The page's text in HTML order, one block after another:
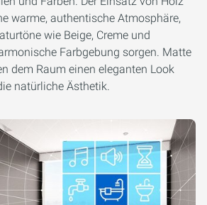
warme, authentische Atmosphäre,
wie Beige, Creme und
Farbgebung sorgen. Matte
dem Raum einen eleganten Look
natürliche Ästhetik.